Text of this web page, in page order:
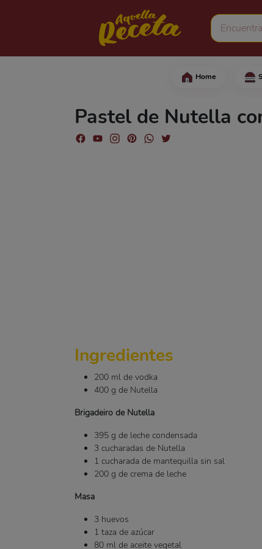
Home
Pastel de Nutella
Comienza
Ingredientes
200 ml de vodka
400 g de Nutella
Brigadeiro de Nutella
395 g de leche condensada
3 cucharadas de Nutella
1 cucharada de mantequilla sin sal
200 g de crema de leche
Masa
3 huevos
1 taza de azúcar
80 ml de aceite vegetal